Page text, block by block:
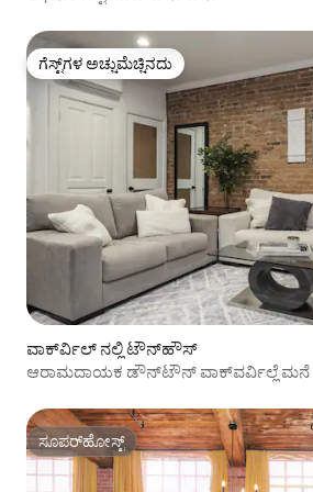
ಗೆಸ್ಟ್‌ಗಳ ಅಚ್ಚುಮೆಚ್ಚಿನದು
ಗೆಸ್ಟ್‌ಗಳ ಅಚ್ಚುಮೆಚ್ಚಿನದು
ವಾಕ್‌ರ್ವಿಲ್ ನಲ್ಲಿ ಟೌನ್‌ಹೌಸ್
ಆರಾಮದಾಯಕ ಡೌನ್‌ಟೌನ್ ವಾಕ್‌ವರ್ವಿಲ್ಲೆ ಮನೆ
ಸೂಪರ್‌ಹೋಸ್ಟ್
ಸೂಪರ್‌ಹೋಸ್ಟ್